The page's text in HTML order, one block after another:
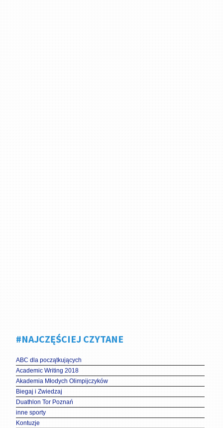
#NAJCZĘŚCIEJ CZYTANE
ABC dla początkujących
Academic Writing 2018
Akademia Młodych Olimpijczyków
Biegaj i Zwiedzaj
Duathlon Tor Poznań
inne sporty
Kontuzje